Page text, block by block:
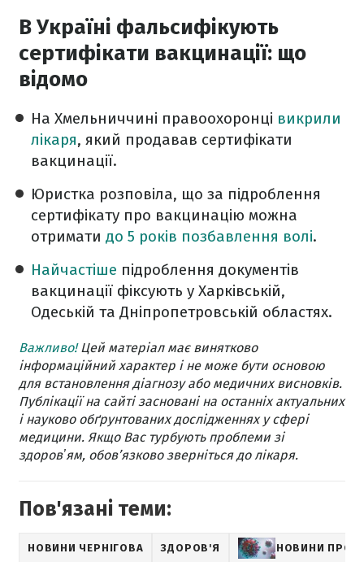
В Україні фальсифікують
сертифікати вакцинації: що
відомо
На Хмельниччині правоохоронці викрили
лікаря, який продавав сертифікати
вакцинації.
Юристка розповіла, що за підроблення
сертифікату про вакцинацію можна
отримати до 5 років позбавлення волі.
Найчастіше підроблення документів
вакцинації фіксують у Харківській,
Одеській та Дніпропетровській областях.
Важливо!Цей матеріал має винятково
інформаційний характер і не може бути основою
для встановлення діагнозу або медичних висновків.
Публікації на сайті засновані на останніх актуальних
і науково обґрунтованих дослідженнях у сфері
медицини. Якщо Вас турбують проблеми зі
здоровʼям, обов’язково зверніться до лікаря.
Пов'язані теми:
НОВИНИ ЧЕРНІГОВА ЗДОРОВ'Я НОВИНИ ПРО